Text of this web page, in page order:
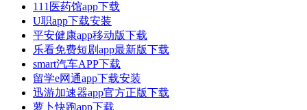
111医药馆app下载
U职app下载安装
平安健康app移动版下载
乐看免费短剧app最新版下载
smart汽车APP下载
留学e网通app下载安装
迅游加速器app官方正版下载
萝卜快跑app下载